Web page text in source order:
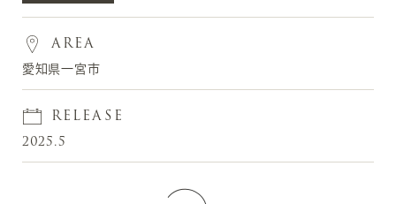
AREA
愛知県一宮市
RELEASE
2025.5